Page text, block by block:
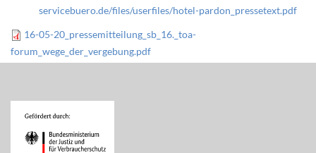
servicebuero.de/files/userfiles/hotel-pardon_pressetext.pdf
16-05-20_pressemitteilung_sb_16._toa-
forum_wege_der_vergebung.pdf